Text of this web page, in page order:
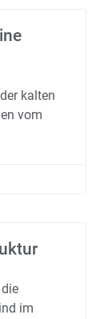
kalten
vom
im